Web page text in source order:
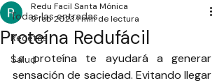
Todas las entradas
Recetas
Salud
Proteína Redufácil
Redu Facil Santa Mónica
9 feb 20231 min de lectura
La proteína te ayudará a generar
sensación de saciedad. Evitando llegar